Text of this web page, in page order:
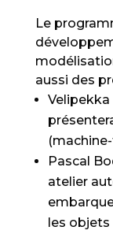
Le
aussi des
Velipekka
Pascal
atelier
les objets